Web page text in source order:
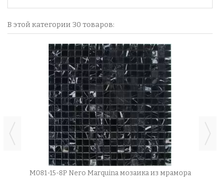
В этой категории 30 товаров:
M081-15-8P Nero Marquina мозаика из мрамора